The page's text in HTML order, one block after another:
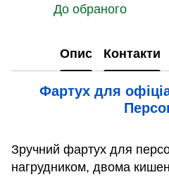
До обраного
Опис Контакти
Фартух для
Зручний фартух для
нагрудником, двома